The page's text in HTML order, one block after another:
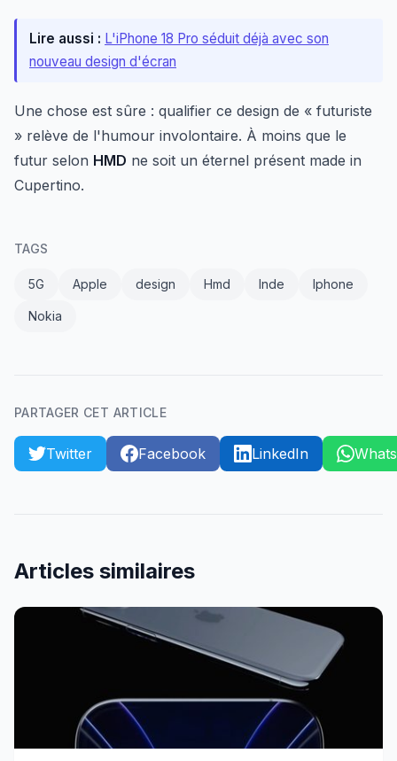
Lire aussi : L'iPhone 18 Pro séduit déjà avec son
nouveau design d'écran
Une chose est sûre : qualifier ce design de « futuriste
» relève de l'humour involontaire. À moins que le
futur selon HMD ne soit un éternel présent made in
Cupertino.
TAGS
5G Apple design Hmd Inde Iphone
Nokia
PARTAGER CET ARTICLE
Twitter Facebook LinkedIn
Articles similaires